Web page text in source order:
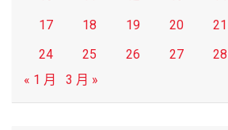
17
18 19 20 21
24
25 26 27 28
« 1 月
3 月 »